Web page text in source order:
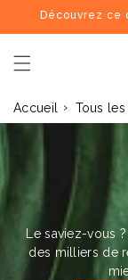
passer
au
contenu
Découvrez ce
Dernières
Goodies
♻️
Accueil › Tous
Le saviez-vous
des milliers de